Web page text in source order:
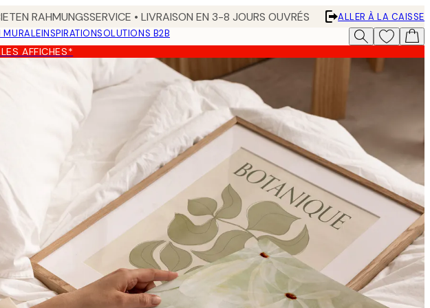
RAHMUNGSSERVICE • LIVRAISON EN 3-8 JOURS OUVRÉS
ALLER À LA CAISSE
MURALEINSPIRATIONSOLUTIONS B2B
AFFICHES*